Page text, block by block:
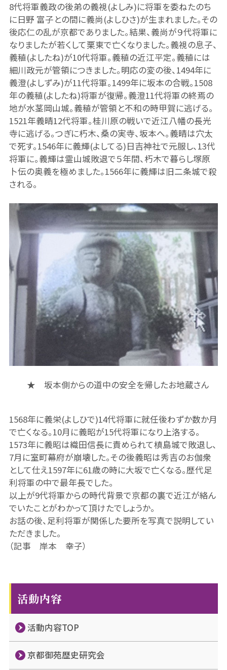
活動内容
活動内容TOP
京都御苑歴史研究会
8代将軍義政の後弟の義視(よしみ)に将軍を委ねたのち
に日野 富子との間に義尚(よしひさ)が生まれました。その
後応仁の乱が京都でありました。結果、義尚が９代将軍に
なりましたが若くして栗東で亡くなりました。義視の息子、
義稙(よしたね)が10代将軍。義稙の近江平定。義稙には
細川政元が管領につきました。明応の変の後、1494年に
義澄(よしずみ)が11代将軍。1499年に坂本の合戦。1508
年の義稙(よしたね)将軍が復帰。義澄11代将軍の終焉の
地が水茎岡山城。義稙が管領と不和の時甲賀に逃げる。
1521年義晴12代将軍。桂川原の戦いで近江八幡の長光
寺に逃げる。つぎに朽木、桑の実寺、坂本へ。義晴は穴太
で死す。1546年に義輝(よしてる)日吉神社で元服し、13代
将軍に。義輝は霊山城敗退で５年間、朽木で暮らし塚原
卜伝の奥義を極めました。1566年に義輝は旧二条城で殺
される。
★ 坂本側からの道中の安全を帰したお地蔵さん
1568年に義栄(よしひで)14代将軍に就任後わずか数か月
で亡くなる。10月に義昭が15代将軍になり上洛する。
1573年に義昭は織田信長に責められて槙島城で敗退し、
7月に室町幕府が崩壊した。その後義昭は秀吉のお伽衆
として仕え1597年に61歳の時に大坂で亡くなる。歴代足
利将軍の中で最年長でした。
以上が9代将軍からの時代背景で京都の裏で近江が絡ん
でいたことがわかって頂けたでしょうか。
お話の後、足利将軍が関係した要所を写真で説明してい
ただきました。
（記事 岸本 幸子）